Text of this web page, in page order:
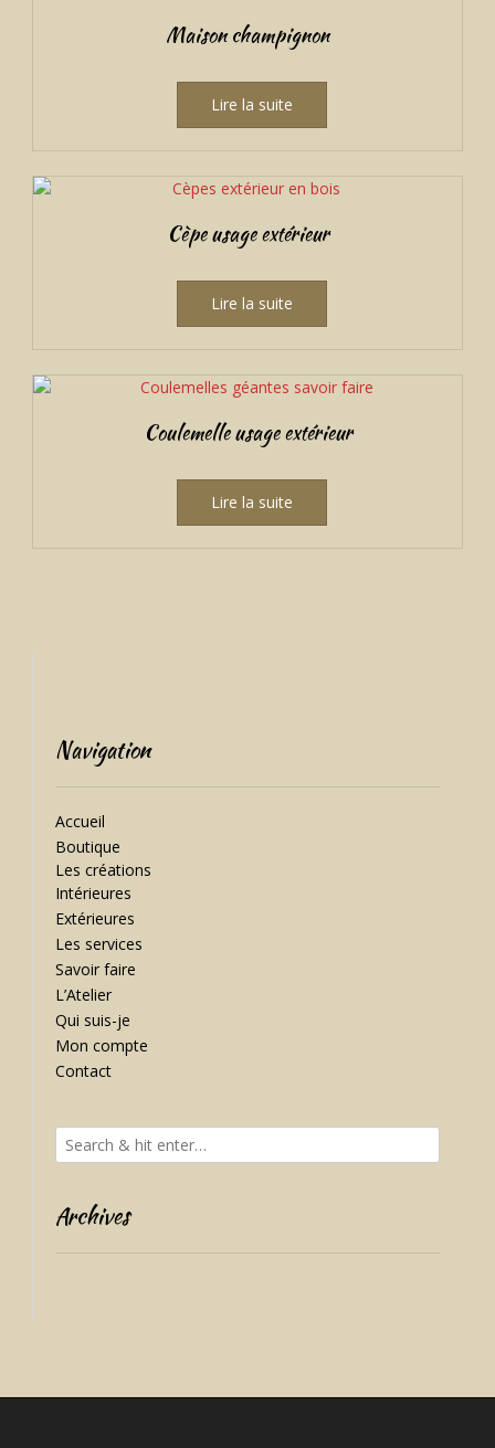
Maison champignon
Lire la suite
Cèpe usage extérieur
Lire la suite
Coulemelle usage extérieur
Lire la suite
Navigation
Accueil
Boutique
Les créations
Intérieures
Extérieures
Les services
Savoir faire
L’Atelier
Qui suis-je
Mon compte
Contact
Archives